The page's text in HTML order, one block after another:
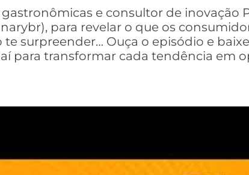
e consultor de inovação
para revelar o que os
surpreender… Ouça o episódio e
para transformar cada tendência em